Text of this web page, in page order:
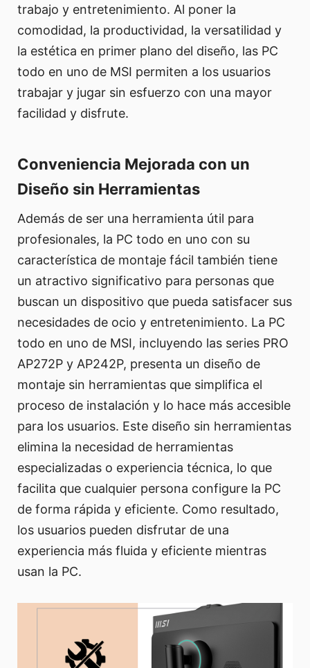
trabajo y entretenimiento. Al poner la
comodidad, la productividad, la versatilidad y
la estética en primer plano del diseño, las PC
todo en uno de MSI permiten a los usuarios
trabajar y jugar sin esfuerzo con una mayor
facilidad y disfrute.
Conveniencia Mejorada con un
Diseño sin Herramientas
Además de ser una herramienta útil para
profesionales, la PC todo en uno con su
característica de montaje fácil también tiene
un atractivo significativo para personas que
buscan un dispositivo que pueda satisfacer sus
necesidades de ocio y entretenimiento. La PC
todo en uno de MSI, incluyendo las series PRO
AP272P y AP242P, presenta un diseño de
montaje sin herramientas que simplifica el
proceso de instalación y lo hace más accesible
para los usuarios. Este diseño sin herramientas
elimina la necesidad de herramientas
especializadas o experiencia técnica, lo que
facilita que cualquier persona configure la PC
de forma rápida y eficiente. Como resultado,
los usuarios pueden disfrutar de una
experiencia más fluida y eficiente mientras
usan la PC.